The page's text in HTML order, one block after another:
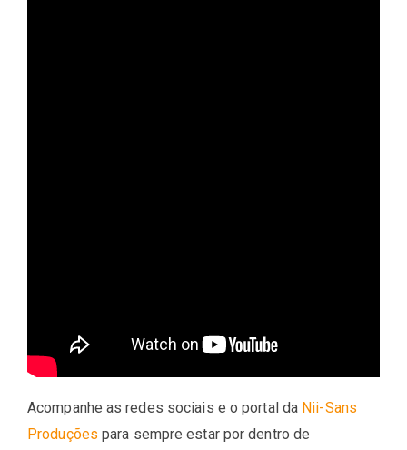
Acompanhe as redes sociais e o portal da Nii-Sans
Produções para sempre estar por dentro de